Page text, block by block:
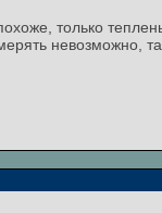
только
невозможно,